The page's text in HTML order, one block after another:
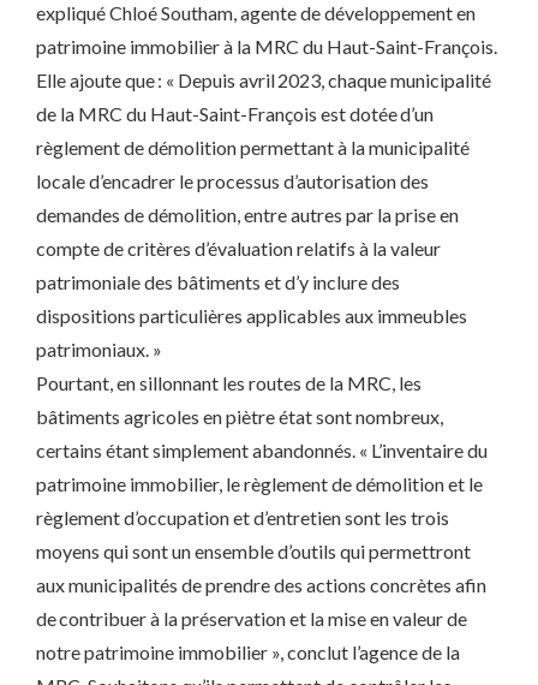
expliqué Chloé Southam, agente de développement en
patrimoine immobilier à la MRC du Haut-Saint-François.
Elle ajoute que : « Depuis avril 2023, chaque municipalité
de la MRC du Haut-Saint-François est dotée d’un
règlement de démolition permettant à la municipalité
locale d’encadrer le processus d’autorisation des
demandes de démolition, entre autres par la prise en
compte de critères d’évaluation relatifs à la valeur
patrimoniale des bâtiments et d’y inclure des
dispositions particulières applicables aux immeubles
patrimoniaux. »
Pourtant, en sillonnant les routes de la MRC, les
bâtiments agricoles en piètre état sont nombreux,
certains étant simplement abandonnés. « L’inventaire du
patrimoine immobilier, le règlement de démolition et le
règlement d’occupation et d’entretien sont les trois
moyens qui sont un ensemble d’outils qui permettront
aux municipalités de prendre des actions concrètes afin
de contribuer à la préservation et la mise en valeur de
notre patrimoine immobilier », conclut l’agence de la